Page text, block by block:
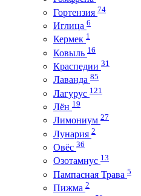
Гортензия 74
Иглица 6
Кермек 1
Ковыль 16
Краспедии 31
Лаванда 85
Лагурус 121
Лён 19
Лимониум 27
Лунария 2
Овёс 36
Озотамнус 13
Пампасная Трава 5
Пижма 2